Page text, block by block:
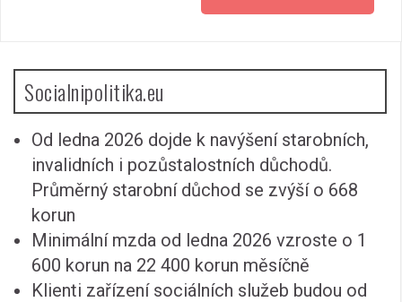
Socialnipolitika.eu
Od ledna 2026 dojde k navýšení starobních,
invalidních i pozůstalostních důchodů.
Průměrný starobní důchod se zvýší o 668
korun
Minimální mzda od ledna 2026 vzroste o 1
600 korun na 22 400 korun měsíčně
Klienti zařízení sociálních služeb budou od